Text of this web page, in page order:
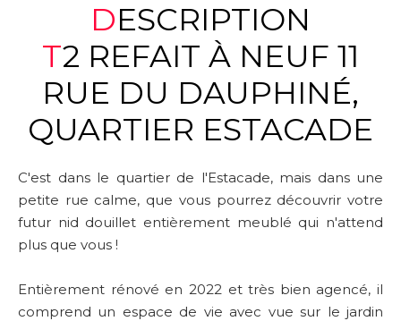
DESCRIPTION
T2 REFAIT À NEUF 11
RUE DU DAUPHINÉ,
QUARTIER ESTACADE
C'est dans le quartier de l'Estacade, mais dans une
petite rue calme, que vous pourrez découvrir votre
futur nid douillet entièrement meublé qui n'attend
plus que vous !
Entièrement rénové en 2022 et très bien agencé, il
comprend un espace de vie avec vue sur le jardin